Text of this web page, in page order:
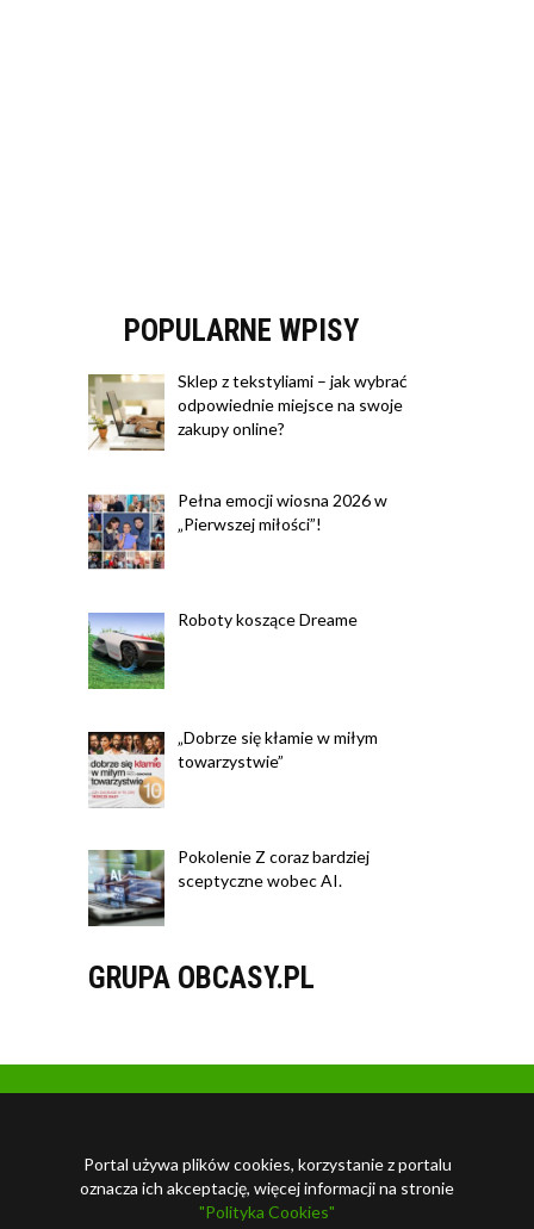
POPULARNE WPISY
Sklep z tekstyliami – jak wybrać
odpowiednie miejsce na swoje
zakupy online?
Pełna emocji wiosna 2026 w
„Pierwszej miłości”!
Roboty koszące Dreame
„Dobrze się kłamie w miłym
towarzystwie”
Pokolenie Z coraz bardziej
sceptyczne wobec AI.
GRUPA OBCASY.PL
Portal używa plików cookies, korzystanie z portalu
oznacza ich akceptację, więcej informacji na stronie
"Polityka Cookies"